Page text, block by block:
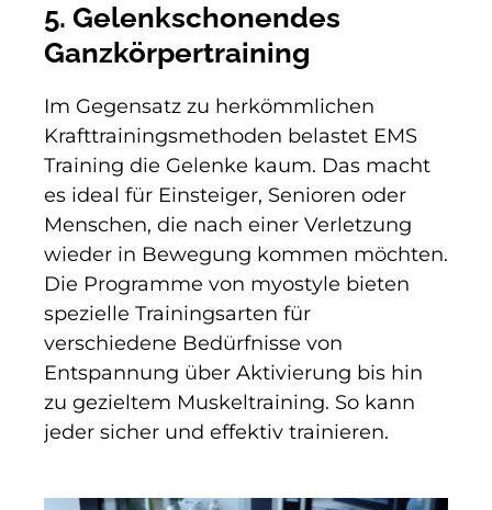
5. Gelenkschonendes
Ganzkörpertraining
Im Gegensatz zu herkömmlichen
Krafttrainingsmethoden belastet EMS
Training die Gelenke kaum. Das macht
es ideal für Einsteiger, Senioren oder
Menschen, die nach einer Verletzung
wieder in Bewegung kommen möchten.
Die Programme von myostyle bieten
spezielle Trainingsarten für
verschiedene Bedürfnisse von
Entspannung über Aktivierung bis hin
zu gezieltem Muskeltraining. So kann
jeder sicher und effektiv trainieren.